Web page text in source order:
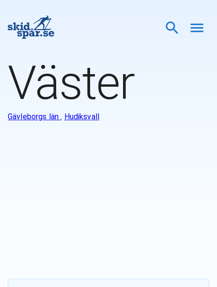
Väster
Gävleborgs län, Hudiksvall